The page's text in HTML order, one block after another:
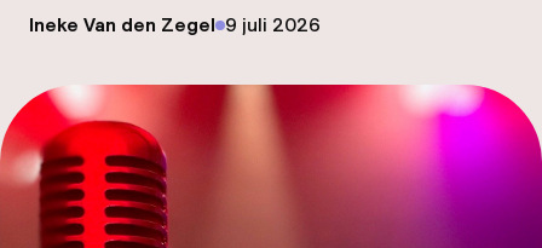
Gepubliceerd door
Ineke Van den Zegel op
9 juli 2026